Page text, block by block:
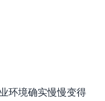
环境确实慢慢变得